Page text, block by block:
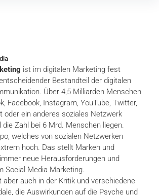
ist im digitalen Marketing fest
Bestandteil der digitalen
Über 4,5 Milliarden Menschen
Facebook, Instagram, YouTube, Twitter,
oder ein anderes soziales Netzwerk
Zahl bei 6 Mrd. Menschen liegen.
welches von sozialen Netzwerken
hoch. Das stellt Marken und
neue Herausforderungen und
Social Media Marketing.
auch in der Kritik und verschiedene
die Auswirkungen auf die Psyche und